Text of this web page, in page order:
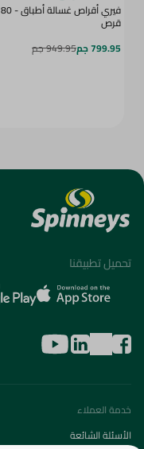
فيري أقراص غسالة أطباق - 80
قرص
799.95 جم
949.95 جم
تحميل تطبيقنا
خدمة العملاء
الأسئلة الشائعة